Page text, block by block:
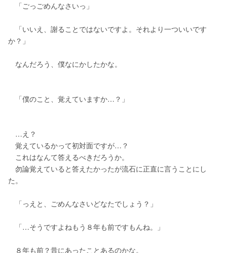
「ごっごめんなさいっ」
「いいえ、謝ることではないですよ。それより一ついいです
か？」
なんだろう、僕なにかしたかな。
「僕のこと、覚えていますか…？」
…え？
覚えているかって初対面ですが…？
これはなんて答えるべきだろうか。
勿論覚えていると答えたかったが流石に正直に言うことにし
た。
「っえと、ごめんなさいどなたでしょう？」
「…そうですよねもう８年も前ですもんね。」
８年も前？昔にあったことあるのかな。